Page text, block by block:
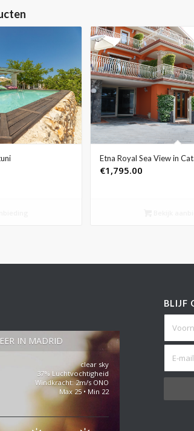
Etna Royal Sea View in
€1,795.00
IN MADRID
clear sky
37% Luchtvochtigheid
Windkracht: 2m/s ONO
Max 25 • Min 22
BLIJF